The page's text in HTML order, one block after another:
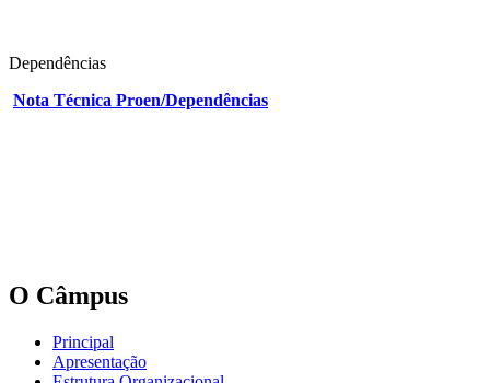
Dependências
Nota Técnica Proen/Dependências
O Câmpus
Principal
Apresentação